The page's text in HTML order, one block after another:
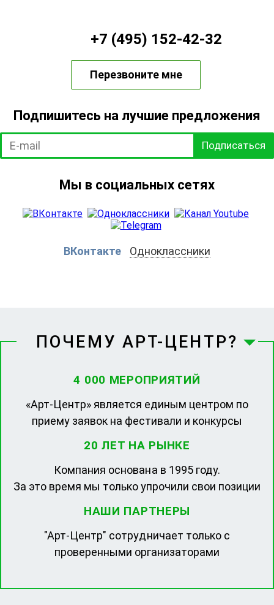
+7 (495) 152-42-32
Перезвоните мне
Подпишитесь на лучшие предложения
Подписаться
Мы в социальных сетях
ВКонтакте Одноклассники
ПОЧЕМУ АРТ-ЦЕНТР?
4 000 МЕРОПРИЯТИЙ
«Арт-Центр» является единым центром по
приему заявок на фестивали и конкурсы
20 ЛЕТ НА РЫНКЕ
Компания основана в 1995 году.
За это время мы только упрочили свои позиции
НАШИ ПАРТНЕРЫ
"Арт-Центр" сотрудничает только с
проверенными организаторами